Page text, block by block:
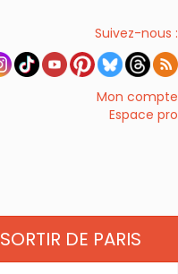
Suivez-nous :
Mon compte
Espace pro
SORTIR DE PARIS